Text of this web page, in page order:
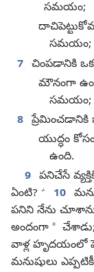
సమయం;
సమయం;
7 చింపడానికి
మౌనంగా
సమయం;
8
యుద్ధం
ఉంది.
9 పనిచేసే
ఏంటి? + 10
పనిని నేను
అందంగా * చేశాడు;
వాళ్ల హృదయంలో
మనుషులు